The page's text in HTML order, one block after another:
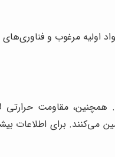
اولیه مرغوب و
مقاومت حرارتی
برای اطلاعات